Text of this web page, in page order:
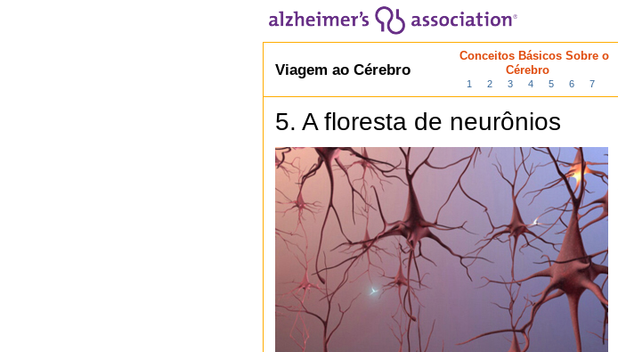
Viagem ao Cérebro
Conceitos Básicos Sobre o
Cérebro
1 2 3 4 5 6 7
5. A floresta de neurônios